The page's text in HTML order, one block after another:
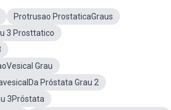
Protrusao ProstaticaGraus
3 Prosttatico
Grau
Próstata Grau 2
3Próstata